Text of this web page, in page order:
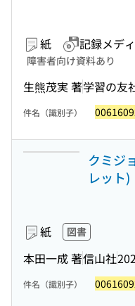
紙 記録メデ
障害者向け資料あり
生熊茂実 著学習の友
件名（識別子）
クミジ
レット)
紙 図書
本田一成 著信山社
件名（識別子）